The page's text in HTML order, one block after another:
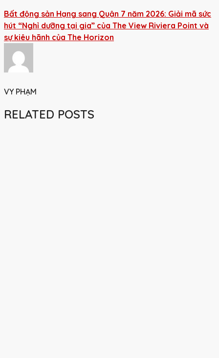
Bất động sản Hạng sang Quận 7 năm 2026: Giải mã sức
hút “Nghỉ dưỡng tại gia” của The View Riviera Point và
sự kiêu hãnh của The Horizon
VY PHẠM
RELATED POSTS